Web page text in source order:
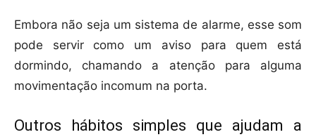
Embora não seja um sistema de alarme, esse som
pode servir como um aviso para quem está
dormindo, chamando a atenção para alguma
movimentação incomum na porta.
Outros hábitos simples que ajudam a